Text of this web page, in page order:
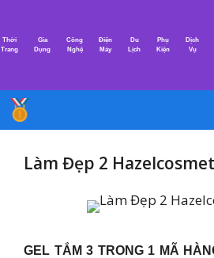
nội
Thời
Trang
Gia
Dụng
Công
Nghệ
Điện
Máy
Du
Lịch
Phụ
Kiện
Dịch
Vụ
Làm Đẹp 2
GEL TẮM 3 TRONG 1 MÃ